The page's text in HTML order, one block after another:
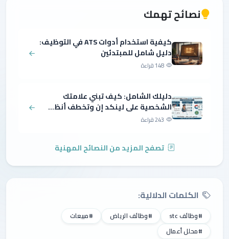
نصائح تهمك
كيفية استخدام أدوات ATS في التوظيف:
دليل شامل للمبتدئين
148 قراءة
دليلك الشامل: كيف تبني علامتك
الشخصية على لينكد إن وتخطف أنظ...
243 قراءة
تصفح المزيد من النصائح المهنية
الكلمات الدلالية:
#وظائف stc #وظائف الرياض
#مبيعات
#محلل أعمال